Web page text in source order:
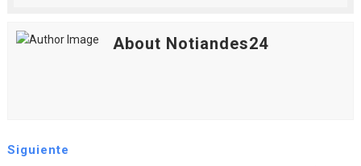
About Notiandes24
Siguiente